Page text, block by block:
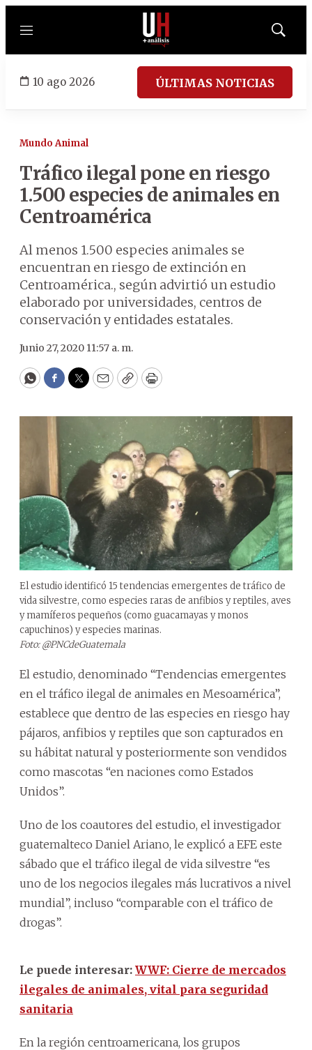
Menú
Mostrar
10 ago 2026 ÚLTIMAS NOTICIAS
Mundo Animal
Tráfico ilegal pone en riesgo
1.500 especies de animales en
Centroamérica
Al menos 1.500 especies animales se
encuentran en riesgo de extinción en
Centroamérica., según advirtió un estudio
elaborado por universidades, centros de
conservación y entidades estatales.
Junio 27, 2020 11:57 a. m.
WhatsApp
Facebook
Twitter
EmailCopyPrint
El estudio identificó 15 tendencias emergentes de tráfico de
vida silvestre, como especies raras de anfibios y reptiles, aves
y mamíferos pequeños (como guacamayas y monos
capuchinos) y especies marinas.
Foto: @PNCdeGuatemala
El estudio, denominado “Tendencias emergentes
en el tráfico ilegal de animales en Mesoamérica”,
establece que dentro de las especies en riesgo hay
pájaros, anfibios y reptiles que son capturados en
su hábitat natural y posteriormente son vendidos
como mascotas “en naciones como Estados
Unidos”.
Uno de los coautores del estudio, el investigador
guatemalteco Daniel Ariano, le explicó a EFE este
sábado que el tráfico ilegal de vida silvestre “es
uno de los negocios ilegales más lucrativos a nivel
mundial”, incluso “comparable con el tráfico de
drogas”.
Le puede interesar: WWF: Cierre de mercados
ilegales de animales, vital para seguridad
sanitaria
En la región centroamericana, los grupos